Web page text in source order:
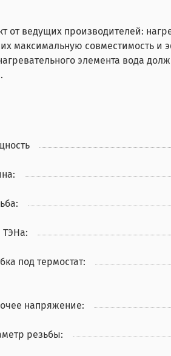
ведущих производителей:
их максимальную совместимость
элемента вода
ТЭНа:
под термостат:
напряжение:
резьбы: